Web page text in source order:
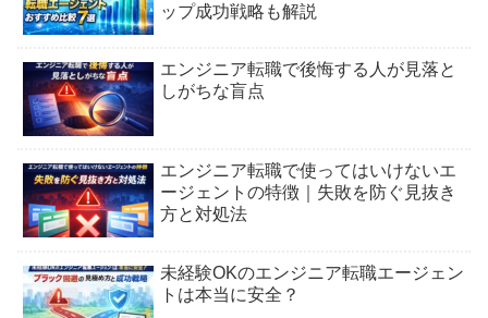
ップ成功戦略も解説
エンジニア転職で後悔する人が見落と
しがちな盲点
エンジニア転職で使ってはいけないエ
ージェントの特徴｜失敗を防ぐ見抜き
方と対処法
未経験OKのエンジニア転職エージェン
トは本当に安全？